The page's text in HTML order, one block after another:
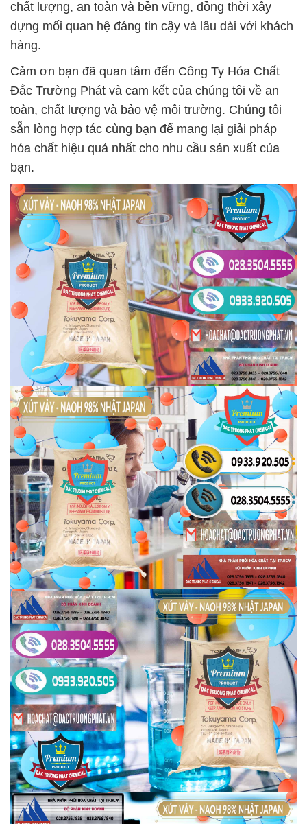
chất lượng, an toàn và bền vững, đồng thời xây
dựng mối quan hệ đáng tin cậy và lâu dài với khách
hàng.
Cảm ơn bạn đã quan tâm đến Công Ty Hóa Chất
Đắc Trường Phát và cam kết của chúng tôi về an
toàn, chất lượng và bảo vệ môi trường. Chúng tôi
sẵn lòng hợp tác cùng bạn để mang lại giải pháp
hóa chất hiệu quả nhất cho nhu cầu sản xuất của
bạn.